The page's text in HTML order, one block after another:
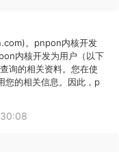
。pnpon内核开发
内核开发为用户（以下
询的相关资料。您在使
您的相关信息。因此，p